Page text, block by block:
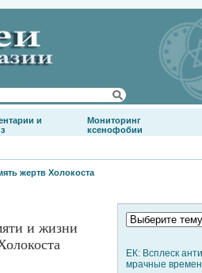
и
Мониторинг
ксенофобии
жертв Холокоста
и жизни
ЕК: Всплеск
мрачные